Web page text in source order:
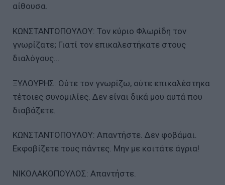
αίθουσα.
ΚΩΝΣΤΑΝΤΟΠΟΥΛΟΥ: Τον κύριο Φλωρίδη τον
γνωρίζατε; Γιατί τον επικαλεστήκατε στους
διαλόγους…
ΞΥΛΟΥΡΗΣ: Ούτε τον γνωρίζω, ούτε επικαλέστηκα
τέτοιες συνομιλίες. Δεν είναι δικά μου αυτά που
διαβάζετε.
ΚΩΝΣΤΑΝΤΟΠΟΥΛΟΥ: Απαντήστε. Δεν φοβάμαι.
Εκφοβίζετε τους πάντες. Μην με κοιτάτε άγρια!
ΝΙΚΟΛΑΚΟΠΟΥΛΟΣ: Απαντήστε.